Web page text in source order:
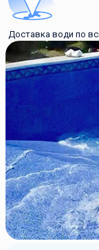
Доставка води по